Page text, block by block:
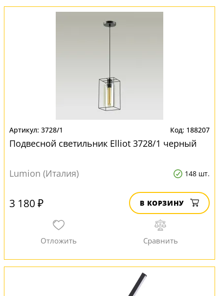
3728/1 188207
Подвесной светильник Elliot 3728/1 черный
Lumion (Италия) 148 шт.
3 180 ₽ В КОРЗИНУ